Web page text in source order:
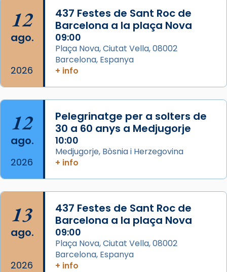
Acompanyant la història de sant Cugat, a
partir de l’Edat Mitjana sorgeix la tradició
que les santes Juliana (“relatiu a Júlia”) i
Semproniana (“relatiu a Semprònia =
eterna”) són deixebles seves. I l’any 1667, el
frare Joan Gaspar Roig, afirma en una obra
que les santes són filles de l’antiga Iluro.
Mataró en reivindicarà les relíq
Foto
View on Facebook ·
12
ago.
2026
437 Festes de Sant Roc de
Barcelona a la plaça Nova
09:00
Plaça Nova, Ciutat Vella, 08002
Barcelona, Espanya
+ info
12
ago.
2026
Pelegrinatge per a solters de
30 a 60 anys a Medjugorje
10:00
Medjugorje, Bòsnia i Herzegovina
+ info
13
ago.
2026
437 Festes de Sant Roc de
Barcelona a la plaça Nova
09:00
Plaça Nova, Ciutat Vella, 08002
Barcelona, Espanya
+ info